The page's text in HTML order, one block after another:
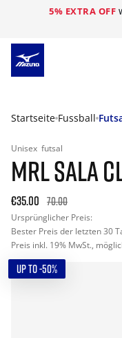
5% EXTRA OFF
Startseite Fussball
Unisex futsal
MRL SALA
€35.00 70.00
Ursprünglicher Preis:
Bester Preis der letzten 30
Preis inkl. 19% MwSt.,
UP TO -50%